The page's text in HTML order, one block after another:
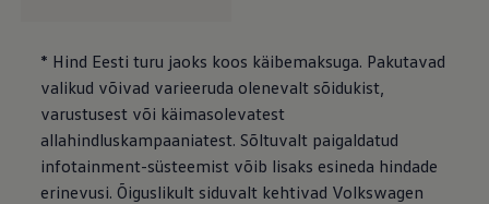
* Hind Eesti turu jaoks koos käibemaksuga. Pakutavad
valikud võivad varieeruda olenevalt sõidukist,
varustusest või käimasolevatest
allahindluskampaaniatest. Sõltuvalt paigaldatud
infotainment-süsteemist võib lisaks esineda hindade
erinevusi. Õiguslikult siduvalt kehtivad Volkswagen